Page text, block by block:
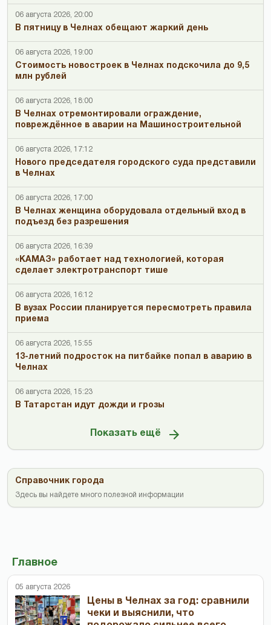
06 августа 2026, 20:00
В пятницу в Челнах обещают жаркий день
06 августа 2026, 19:00
Стоимость новостроек в Челнах подскочила до 9,5
млн рублей
06 августа 2026, 18:00
В Челнах отремонтировали ограждение,
повреждённое в аварии на Машиностроительной
06 августа 2026, 17:12
Нового председателя городского суда представили
в Челнах
06 августа 2026, 17:00
В Челнах женщина оборудовала отдельный вход в
подъезд без разрешения
06 августа 2026, 16:39
«КАМАЗ» работает над технологией, которая
сделает электротранспорт тише
06 августа 2026, 16:12
В вузах России планируется пересмотреть правила
приема
06 августа 2026, 15:55
13-летний подросток на питбайке попал в аварию в
Челнах
06 августа 2026, 15:23
В Татарстан идут дожди и грозы
Показать ещё
Справочник города
Здесь вы найдете много полезной информации
Главное
05 августа 2026
Цены в Челнах за год: сравнили
чеки и выяснили, что